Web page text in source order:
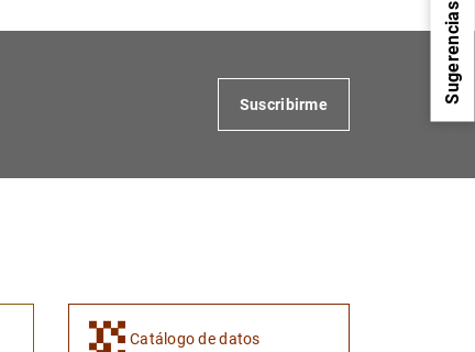
Sugerencias
Suscribirme
Catálogo de datos